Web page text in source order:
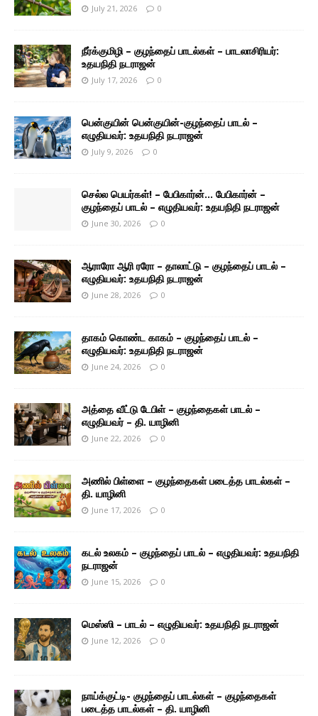
July 21, 2026 0
நீர்க்குமிழி – குழந்தைப் பாடல்கள் – பாடலாசிரியர்:
உதயநிதி நடராஜன்
July 17, 2026 0
பென்குயின் பென்குயின்-குழந்தைப் பாடல் –
எழுதியவர்: உதயநிதி நடராஜன்
July 9, 2026 0
செல்ல பெயர்கள்! – பேபிகார்ன்… பேபிகார்ன் –
குழந்தைப் பாடல் – எழுதியவர்: உதயநிதி நடராஜன்
June 30, 2026 0
ஆராரோ ஆரி ரரோ – தாலாட்டு – குழந்தைப் பாடல் –
எழுதியவர்: உதயநிதி நடராஜன்
June 28, 2026 0
தாகம் கொண்ட காகம் – குழந்தைப் பாடல் –
எழுதியவர்: உதயநிதி நடராஜன்
June 24, 2026 0
அத்தை வீட்டு டேபிள் – குழந்தைகள் பாடல் –
எழுதியவர் – தி. யாழினி
June 22, 2026 0
அணில் பிள்ளை – குழந்தைகள் படைத்த பாடல்கள் –
தி. யாழினி
June 17, 2026 0
கடல் உலகம் – குழந்தைப் பாடல் – எழுதியவர்: உதயநிதி
நடராஜன்
June 15, 2026 0
மெஸ்ஸி – பாடல் – எழுதியவர்: உதயநிதி நடராஜன்
June 12, 2026 0
நாய்க்குட்டி- குழந்தைப் பாடல்கள் – குழந்தைகள்
படைத்த பாடல்கள் – தி. யாழினி